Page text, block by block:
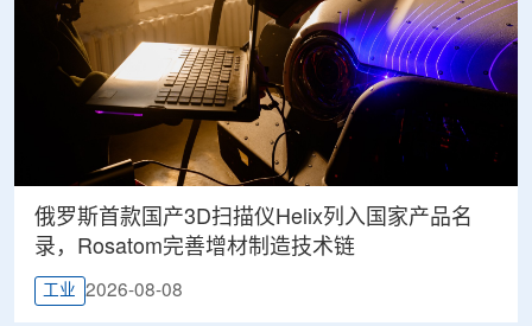
俄罗斯首款国产3D扫描仪Helix列入国家产品名
录，Rosatom完善增材制造技术链
工业 2026-08-08